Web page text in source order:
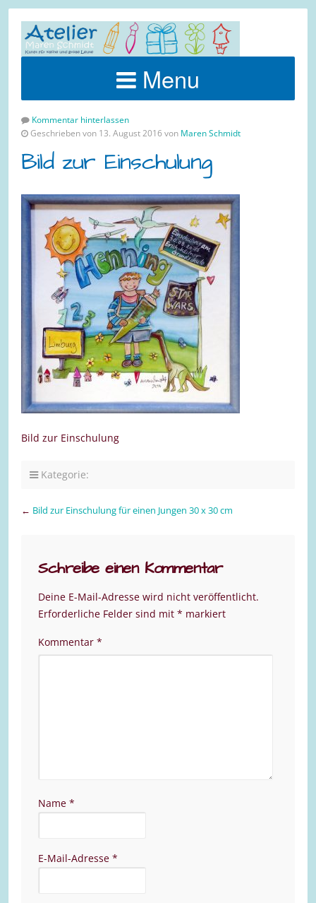
Menu
Kommentar hinterlassen
Geschrieben von 13. August 2016 von Maren Schmidt
Bild zur Einschulung
Bild zur Einschulung
Kategorie:
← Bild zur Einschulung für einen Jungen 30 x 30 cm
Schreibe einen Kommentar
Deine E-Mail-Adresse wird nicht veröffentlicht.
Erforderliche Felder sind mit * markiert
Kommentar *
Name *
E-Mail-Adresse *